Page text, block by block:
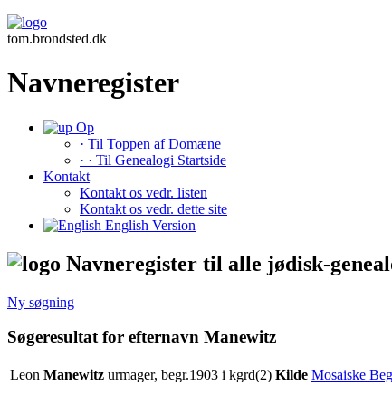
tom.brondsted.dk
Navneregister
Op
· Til Toppen af Domæne
· · Til Genealogi Startside
Kontakt
Kontakt os vedr. listen
Kontakt os vedr. dette site
English Version
Navneregister til alle jødisk-
Ny søgning
Søgeresultat for efternavn Manewitz
Leon Manewitz urmager, begr.1903 i kgrd(2) Kilde Mosaiske